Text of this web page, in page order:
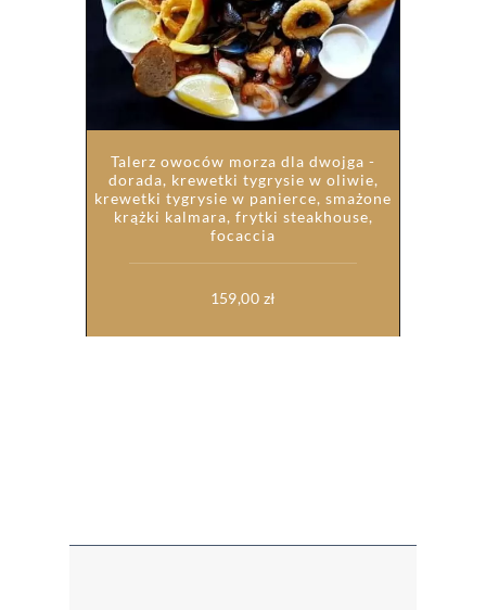
Talerz owoców morza dla dwojga -
dorada, krewetki tygrysie w oliwie,
krewetki tygrysie w panierce, smażone
krążki kalmara, frytki steakhouse,
focaccia
159,00 zł